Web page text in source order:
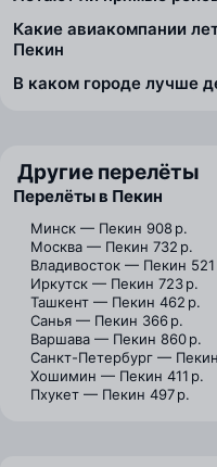
Какие авиакомпании
Пекин
В каком городе лучше
Другие перелёты
Перелёты в Пекин
Минск — Пекин 908 р.
Москва — Пекин 732 р.
Владивосток — Пекин 521
Иркутск — Пекин 723 р.
Ташкент — Пекин 462 р.
Санья — Пекин 366 р.
Варшава — Пекин 860 р.
Санкт-Петербург — Пекин
Хошимин — Пекин 411 р.
Пхукет — Пекин 497 р.